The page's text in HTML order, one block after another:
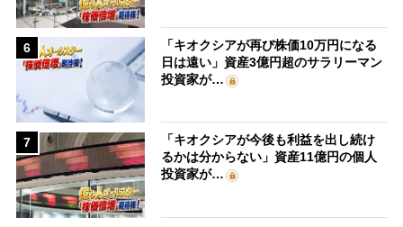
6
「キオクシアが再び株価10万円になる
日は遠い」資産3億円超のサラリーマン
投資家が…
7
「キオクシアが今後も利益を出し続け
るかは分からない」資産11億円の個人
投資家が…